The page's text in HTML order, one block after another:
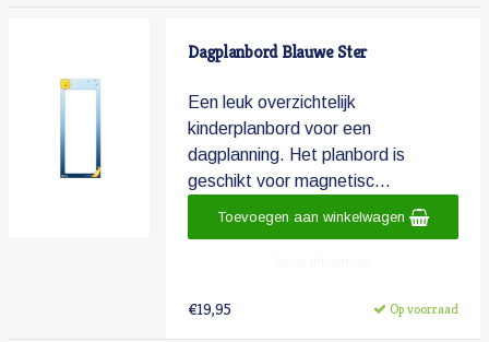
Dagplanbord Blauwe Ster
Een leuk overzichtelijk
kinderplanbord voor een
dagplanning. Het planbord is
geschikt voor magnetisc...
€19,95 Op voorraad
Toevoegen aan winkelwagen